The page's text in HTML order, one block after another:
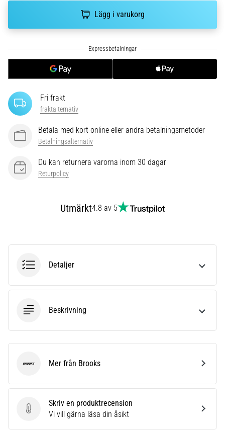
•
8 min. läsning
Plantar
fasciit:
Symptom,
orsaker
och
behandling
du
skarp
En
orsakerna
plantar
Vad
beror
Visa
artiklar
Lägg i varukorg
Fri frakt
fraktalternativ
Betala med kort online eller andra betalningsmetoder
Betalningsalternativ
Du kan returnera varorna inom 30 dagar
Returpolicy
Utmärkt4.8 av 5
Detaljer
Beskrivning
Skriv en produktrecension
Skriv en produktrecension
Vi vill gärna läsa din åsikt
BrooksMer från Brooks